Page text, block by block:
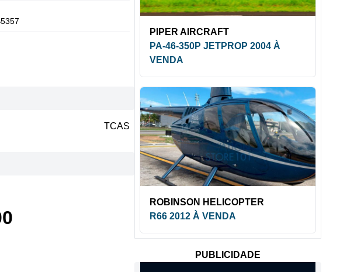
TCAS
PIPER AIRCRAFT
PA-46-350P JETPROP 2004 À
VENDA
ROBINSON HELICOPTER
R66 2012 À VENDA
PUBLICIDADE